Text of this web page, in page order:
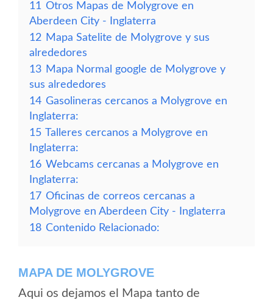
11 Otros Mapas de Molygrove en
Aberdeen City - Inglaterra
12 Mapa Satelite de Molygrove y sus
alrededores
13 Mapa Normal google de Molygrove y
sus alrededores
14 Gasolineras cercanos a Molygrove en
Inglaterra:
15 Talleres cercanos a Molygrove en
Inglaterra:
16 Webcams cercanas a Molygrove en
Inglaterra:
17 Oficinas de correos cercanas a
Molygrove en Aberdeen City - Inglaterra
18 Contenido Relacionado:
MAPA DE MOLYGROVE
Aqui os dejamos el Mapa tanto de